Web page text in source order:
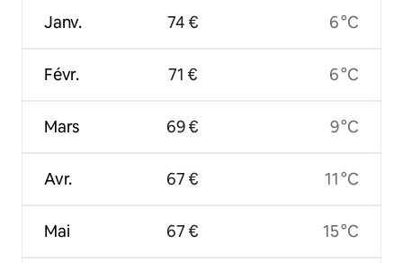
Janv.
Févr.
Mars
Avr.
Mai
74 €
71 €
69 €
67 €
67 €
6 °C
6 °C
9 °C
11 °C
15 °C